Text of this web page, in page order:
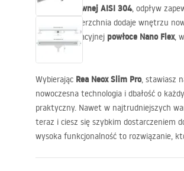
stali nierdzewnej AISI 304, odpływ
stalowa powierzchnia dodaje wnętrzu
Dzięki innowacyjnej powłoce Nano Flex,
osadów.
Wybierając Rea Neox Slim Pro, stawiasz
nowoczesna technologia i dbałość o
praktyczny. Nawet w najtrudniejszych
teraz i ciesz się szybkim dostarczeniem
wysoka funkcjonalność to rozwiązanie,